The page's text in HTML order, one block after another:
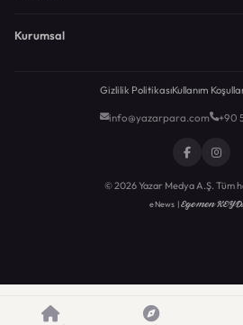
Kurumsal
Gizlilik PolitikasıKullanım
info@yazarpara.com +90
© 2026 Yazar Medya A.Ş. Tüm
eNews |Egemen